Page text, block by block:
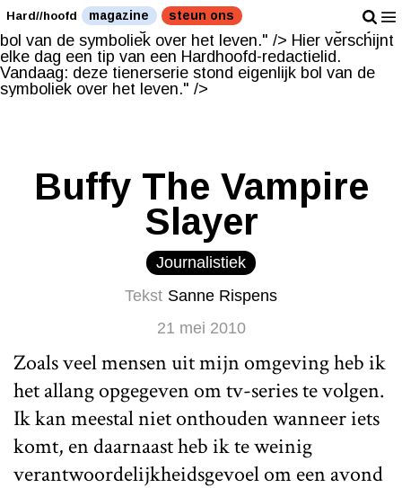
Hier verschijnt elke dag een tip van een Hardhoofd-
redactielid. Vandaag: deze tienerserie stond eigenlijk
bol van de symboliek over het leven." /> Hier verschijnt
elke dag een tip van een Hardhoofd-redactielid.
Vandaag: deze tienerserie stond eigenlijk bol van de
symboliek over het leven." />
Hard//hoofd magazine steun ons
Buffy The Vampire
Slayer
Journalistiek
Tekst Sanne Rispens
21 mei 2010
Zoals veel mensen uit mijn omgeving heb ik
het allang opgegeven om tv-series te volgen.
Ik kan meestal niet onthouden wanneer iets
komt, en daarnaast heb ik te weinig
verantwoordelijkheidsgevoel om een avond